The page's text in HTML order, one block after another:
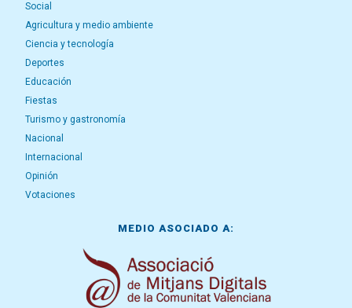
Social
Agricultura y medio ambiente
Ciencia y tecnología
Deportes
Educación
Fiestas
Turismo y gastronomía
Nacional
Internacional
Opinión
Votaciones
MEDIO ASOCIADO A: